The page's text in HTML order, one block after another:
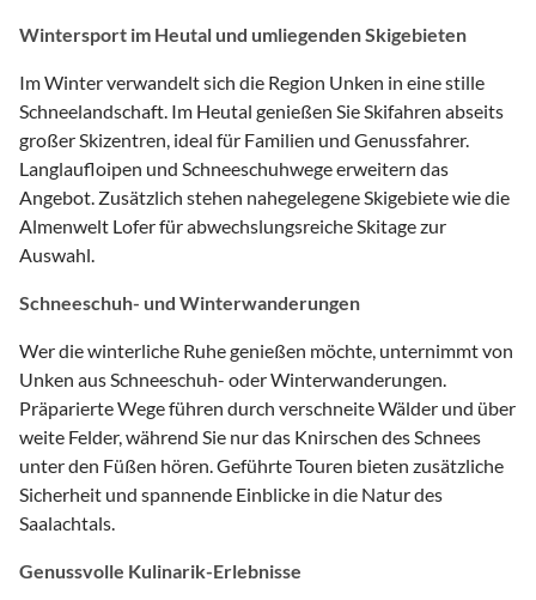
Wintersport im Heutal und umliegenden Skigebieten
Im Winter verwandelt sich die Region Unken in eine stille
Schneelandschaft. Im Heutal genießen Sie Skifahren abseits
großer Skizentren, ideal für Familien und Genussfahrer.
Langlaufloipen und Schneeschuhwege erweitern das
Angebot. Zusätzlich stehen nahegelegene Skigebiete wie die
Almenwelt Lofer für abwechslungsreiche Skitage zur
Auswahl.
Schneeschuh- und Winterwanderungen
Wer die winterliche Ruhe genießen möchte, unternimmt von
Unken aus Schneeschuh- oder Winterwanderungen.
Präparierte Wege führen durch verschneite Wälder und über
weite Felder, während Sie nur das Knirschen des Schnees
unter den Füßen hören. Geführte Touren bieten zusätzliche
Sicherheit und spannende Einblicke in die Natur des
Saalachtals.
Genussvolle Kulinarik-Erlebnisse